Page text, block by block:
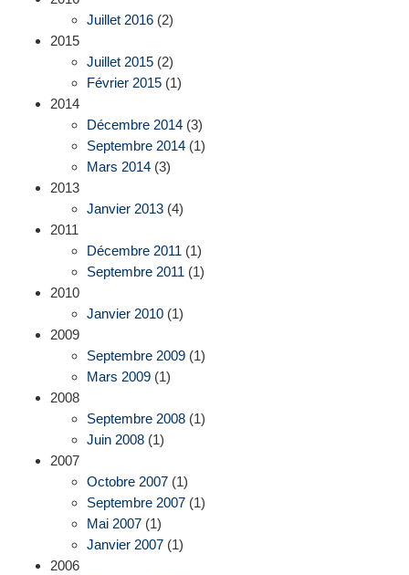
Juillet 2016 (2)
2015
Juillet 2015 (2)
Février 2015 (1)
2014
Décembre 2014 (3)
Septembre 2014 (1)
Mars 2014 (3)
2013
Janvier 2013 (4)
2011
Décembre 2011 (1)
Septembre 2011 (1)
2010
Janvier 2010 (1)
2009
Septembre 2009 (1)
Mars 2009 (1)
2008
Septembre 2008 (1)
Juin 2008 (1)
2007
Octobre 2007 (1)
Septembre 2007 (1)
Mai 2007 (1)
Janvier 2007 (1)
2006